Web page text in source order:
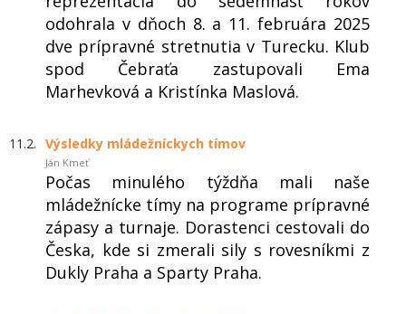
odohrala v dňoch 8. a 11. februára 2025
dve prípravné stretnutia v Turecku. Klub
spod Čebraťa zastupovali Ema
Marhevková a Kristínka Maslová.
11.2. Výsledky mládežníckych tímov
Ján Kmeť
Počas minulého týždňa mali naše
mládežnícke tímy na programe prípravné
zápasy a turnaje. Dorastenci cestovali do
Česka, kde si zmerali sily s rovesníkmi z
Dukly Praha a Sparty Praha.